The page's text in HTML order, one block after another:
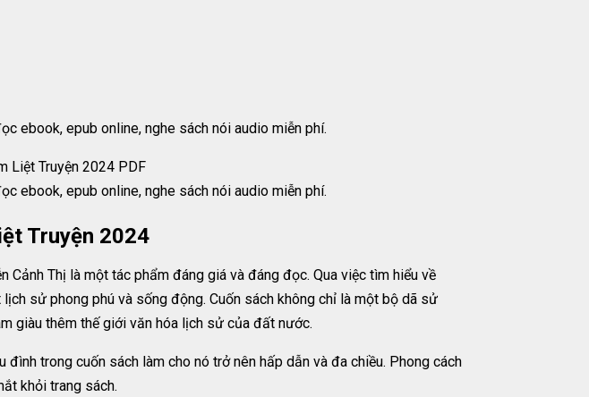
ebook, epub online, nghe sách nói audio miễn phí.
ebook, epub online, nghe sách nói audio miễn phí.
Truyện 2024
Cảnh Thị là một tác phẩm đáng giá và đáng đọc. Qua việc tìm hiểu về
sử phong phú và sống động. Cuốn sách không chỉ là một bộ dã sử
giàu thêm thế giới văn hóa lịch sử của đất nước.
trong cuốn sách làm cho nó trở nên hấp dẫn và đa chiều. Phong cách
khỏi trang sách.